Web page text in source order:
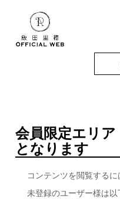
会員限定エリア
となります
コンテンツを閲覧するに
未登録のユーザー様は